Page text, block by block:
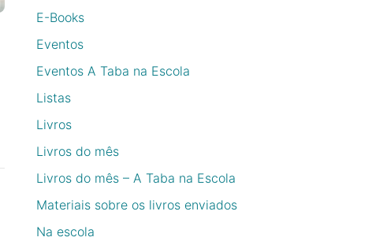
E-Books
Eventos
Eventos A Taba na Escola
Listas
Livros
Livros do mês
Livros do mês – A Taba na Escola
Materiais sobre os livros enviados
Na escola